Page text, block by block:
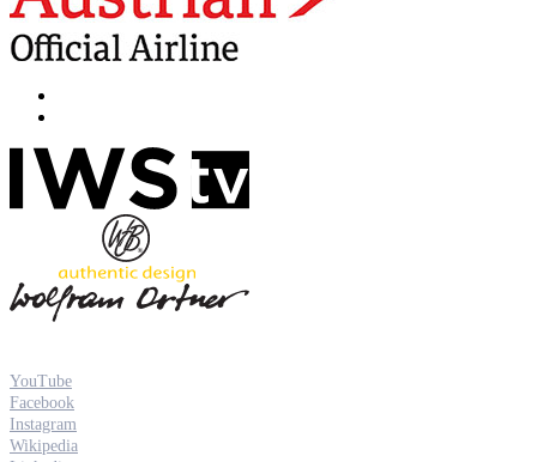
YouTube
Facebook
Instagram
Wikipedia